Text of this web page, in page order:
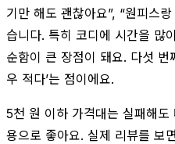
기만 해도 괜찮아요”, “원피스
습니다. 특히 코디에 시간을 많
순함이 큰 장점이 돼요. 다섯 번
우 적다’는 점이에요.
5천 원 이하 가격대는 실패해
용으로 좋아요. 실제 리뷰를 보